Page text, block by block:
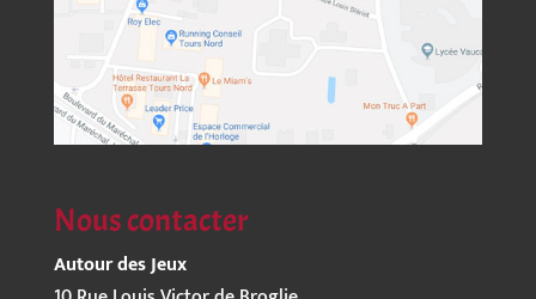
Nous contacter
Autour des Jeux